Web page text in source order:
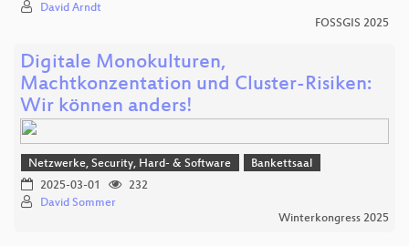
David Arndt
FOSSGIS 2025
Digitale Monokulturen,
Machtkonzentation und Cluster-Risiken:
Wir können anders!
Netzwerke, Security, Hard- & Software
Bankettsaal
2025-03-01
232
David Sommer
Winterkongress 2025